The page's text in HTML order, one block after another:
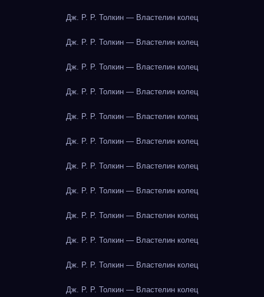
Дж. Р. Р. Толкин — Властелин колец
Дж. Р. Р. Толкин — Властелин колец
Дж. Р. Р. Толкин — Властелин колец
Дж. Р. Р. Толкин — Властелин колец
Дж. Р. Р. Толкин — Властелин колец
Дж. Р. Р. Толкин — Властелин колец
Дж. Р. Р. Толкин — Властелин колец
Дж. Р. Р. Толкин — Властелин колец
Дж. Р. Р. Толкин — Властелин колец
Дж. Р. Р. Толкин — Властелин колец
Дж. Р. Р. Толкин — Властелин колец
Дж. Р. Р. Толкин — Властелин колец